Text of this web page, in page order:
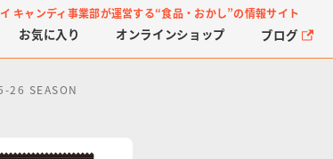
キャンディ事業部が運営する“食品・おかし”の情報サイト
お気に入り オンラインショップ ブログ
26 SEASON